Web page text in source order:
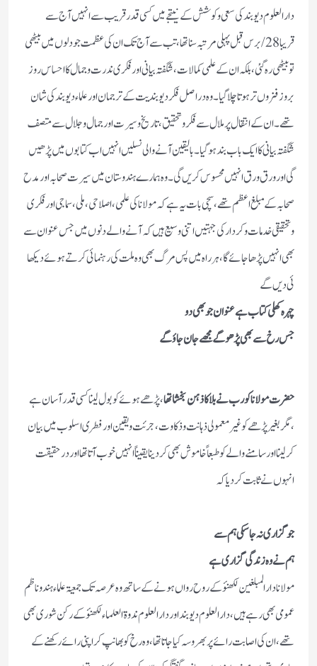
دارالعلوم دیوبند کی سعی وکوشش کے نیتجے میں کسی قدر قریب سے انہیں آج سے
قریبا 28/برس قبل پہلی مرتبہ سنا تھا ،تب سے آج تک ان کی عظمت جو دلوں میں بیٹھی
تو بیٹھی رہ گئی ،بلکہ ان کے علمی کمالات ،شگفتہ بیانی اورفکری ندرت وجمال کا احساس روز
بروز فزوں تر ہوتا چلا گیا ۔ وہ در اصل فکر دیوبندیت کے ترجمان اور علماء دیوبند کی شان
تھے ۔ان کے انتقال پرملال سے فکر وتحقیق ،تاریخ وسیرت اورجمال وجلال سے متصف
شگفتہ بیانی کا ایک باب بند ہوگیا ۔بالیقین آنے والی نسلیں انہیں اب کتابوں میں پڑھیں
گی اور ورق ورق انہیں محسوس کریں گی ۔وہ ہمارے ہندوستان میں سیرت صحابہ اور مدح
صحابہ کے مبلغ اعظم تھے،سچی بات یہ ہے کہ مولانا کی علمی ،اصلاحی ،ملی ،سماجی اور فکری
وتحقیقی خدمات وکردارکی جہتیں اتنی وسیع ہیں کہ آنے والے دنوں میں جس عنوان سے
بھی انہیں پڑھا جائے گا ،ہر راہ میں پس مرگ بھی وہ ملت کی رہنمائی کرتے ہوئے دیکھا
ئی دیں گے
چہرہ کھلی کتاب ہے عنوان جو بھی دو
جس رخ سے بھی پڑھو گے مجھے جان جاؤ گے
حضرت مولانا کو رب نے بلا کا ذہن بخشا تھا، پڑھے ہوئے کو بول لینا کسی قدر آسان ہے
،مگر بغیر پڑھے کو غیر معمولی ذہانت وذکاوت ، جرئت ویقین اور فطری اسلوب میں بیان
کر لینا اور سامنے والے کو طبعاً خاموش بھی کردینا یقیناً انہیں خوب آتا تھااور درحقیقت
انہوں نے ثابت کردیا کہ
جو گزاری نہ جا سکی ہم سے
ہم نے و ہ ز ند گی گز ا ر ی ہے
مولانا دارالمبلغین لکھنؤ کے روح رواں ہونے کے ساتھ وہ عرصہ تک جمعیۃ علماء ہند وناظم
عمومی بھی رہے ہیں ،دارالعلوم دیوبند اور دارالعلوم ندوۃ العلماء لکھنؤ کے رکن شوری بھی
تھے ،ان کی اصابت رائے پر بھروسہ کیا جاتا تھا ،وہ رخ کو بھانپ کر اپنی رائے رکھنے کے